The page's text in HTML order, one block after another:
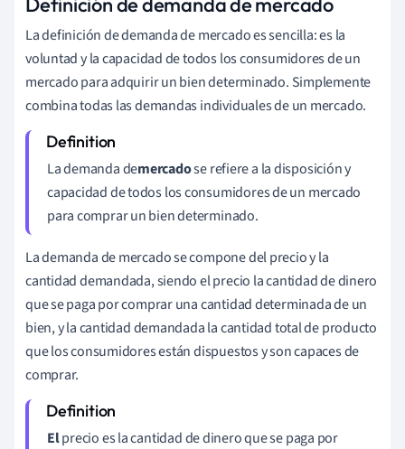
La definición de demanda de mercado es sencilla: es la
voluntad y la capacidad de todos los consumidores de un
mercado para adquirir un bien determinado. Simplemente
combina todas las demandas individuales de un mercado.
La demanda demercadose refiere a la disposición y
capacidad de todos los consumidores de un mercado
para comprar un bien determinado.
La demanda de mercado se compone del precio y la
cantidad demandada, siendo el precio la cantidad de dinero
que se paga por comprar una cantidad determinada de un
bien, y la cantidad demandada la cantidad total de producto
que los consumidores están dispuestos y son capaces de
comprar.
Elprecio es la cantidad de dinero que se paga por